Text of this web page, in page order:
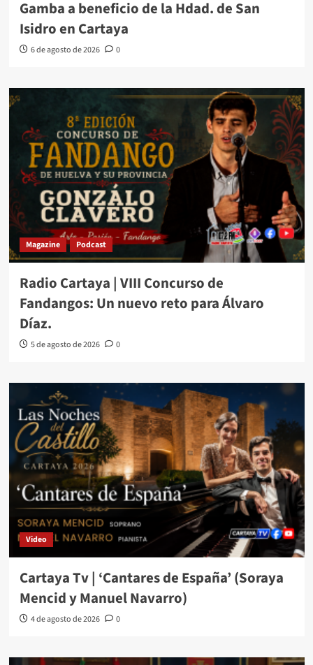
Gamba a beneficio de la Hdad. de San
Isidro en Cartaya
6 de agosto de 2026 0
Magazine Podcast
Radio Cartaya | VIII Concurso de
Fandangos: Un nuevo reto para Álvaro
Díaz.
5 de agosto de 2026 0
Video
Cartaya Tv | ‘Cantares de España’ (Soraya
Mencid y Manuel Navarro)
4 de agosto de 2026 0